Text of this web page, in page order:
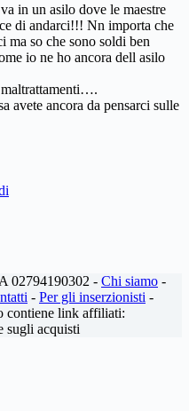
in un asilo dove le maestre
di andarci!!! Nn importa che
ma so che sono soldi ben
io ne ho ancora dell asilo
ancora da pensarci sulle
02794190302 - Chi siamo -
- Per gli inserzionisti -
contiene link affiliati:
sugli acquisti